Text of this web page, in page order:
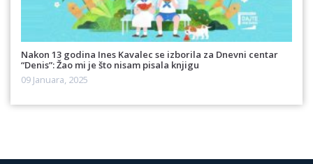
Nakon 13 godina Ines Kavalec se izborila za Dnevni centar
“Denis”: Žao mi je što nisam pisala knjigu
09 Januara, 2025